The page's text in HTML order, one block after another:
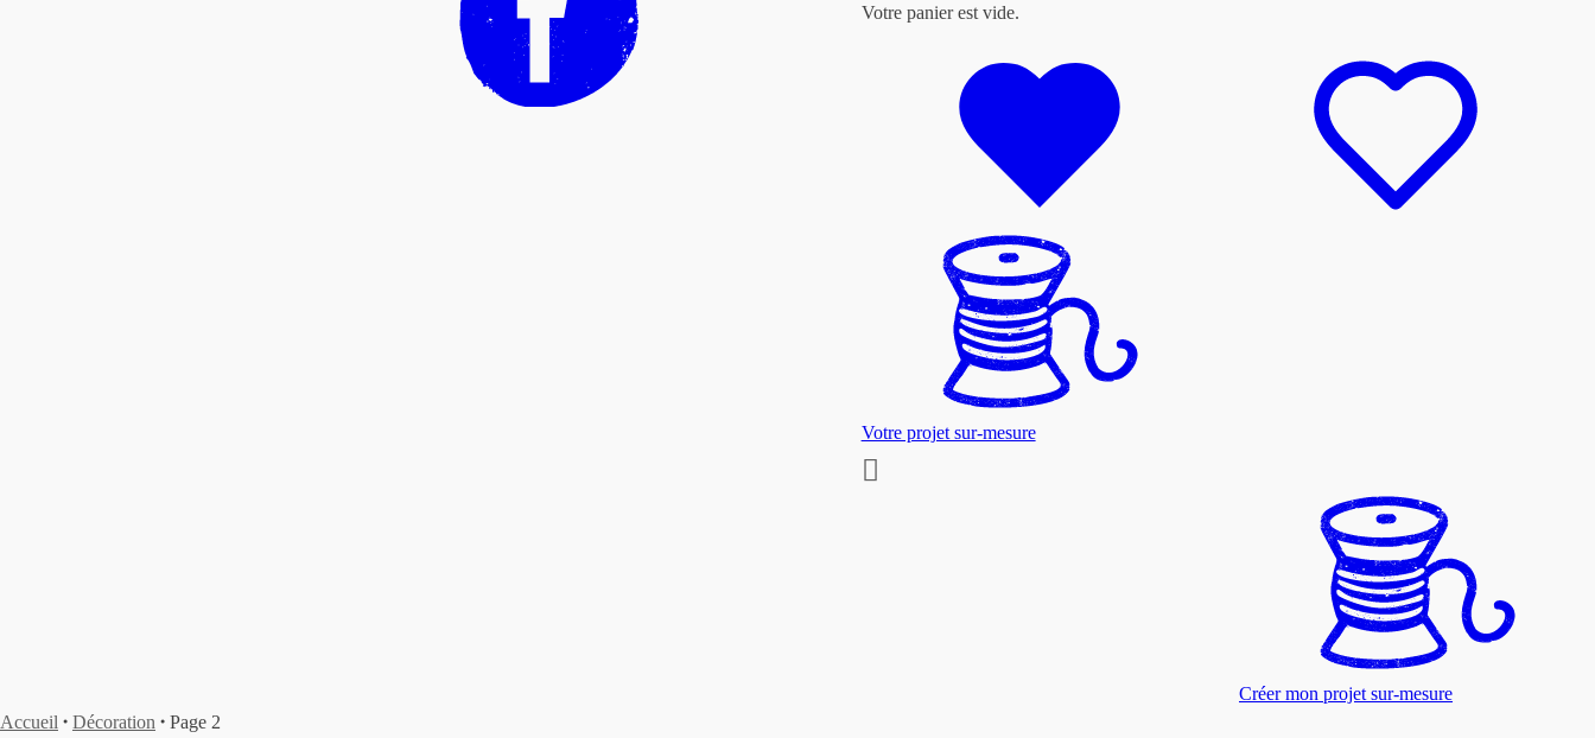
Votre panier est vide.
Votre projet sur-mesure
Créer mon projet sur-mesure
Accueil
● Décoration ● Page 2